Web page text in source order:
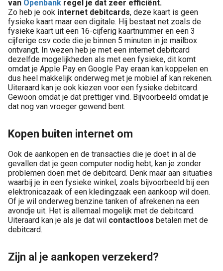
van Openbank regel je dat zeer efficiënt.
Zo heb je ook internet debitcards, deze kaart is geen
fysieke kaart maar een digitale. Hij bestaat net zoals de
fysieke kaart uit een 16-cijferig kaartnummer en een 3
cijferige csv code die je binnen 5 minuten in je mailbox
ontvangt. In wezen heb je met een internet debitcard
dezelfde mogelijkheden als met een fysieke, dit komt
omdat je Apple Pay en Google Pay eraan kan koppelen en
dus heel makkelijk onderweg met je mobiel af kan rekenen.
Uiteraard kan je ook kiezen voor een fysieke debitcard.
Gewoon omdat je dat prettiger vind. Bijvoorbeeld omdat je
dat nog van vroeger gewend bent.
Kopen buiten internet om
Ook de aankopen en de transacties die je doet in al de
gevallen dat je geen computer nodig hebt, kan je zonder
problemen doen met de debitcard. Denk maar aan situaties
waarbij je in een fysieke winkel, zoals bijvoorbeeld bij een
elektronicazaak of een kledingzaak een aankoop wil doen.
Of je wil onderweg benzine tanken of afrekenen na een
avondje uit. Het is allemaal mogelijk met de debitcard.
Uiteraard kan je als je dat wil contactloos betalen met de
debitcard.
Zijn al je aankopen verzekerd?